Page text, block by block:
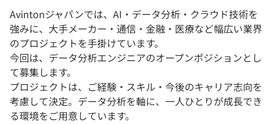
Avintonジャパンでは、AI・データ分析・クラウド技術を
強みに、大手メーカー・通信・金融・医療など幅広い業界
のプロジェクトを手掛けています。
今回は、データ分析エンジニアのオープンポジションとし
て募集します。
プロジェクトは、ご経験・スキル・今後のキャリア志向を
考慮して決定。データ分析を軸に、一人ひとりが成長でき
る環境をご用意しています。